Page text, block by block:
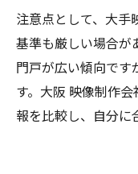
注意点として、大手
基準も厳しい場合が
門戸が広い傾向です
す。大阪 映像制作
報を比較し、自分に